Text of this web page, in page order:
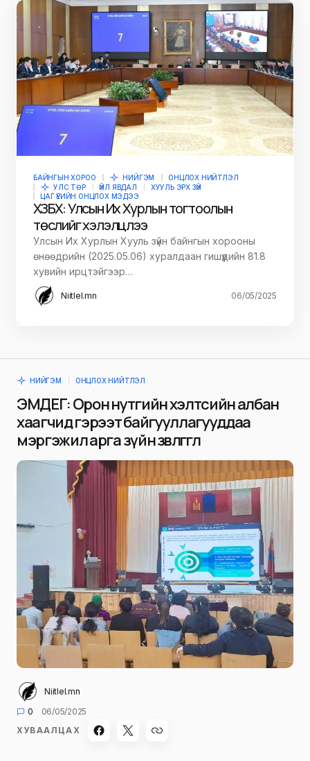
БАЙНГЫН ХОРОО НИЙГЭМ
ОНЦЛОХ НИЙТЛЭЛ
УЛС ТӨР
ҮЙЛ ЯВДАЛ
ХУУЛЬ ЭРХ ЗҮЙ
ЦАГ ҮЕИЙН ОНЦЛОХ МЭДЭЭ
ХЗБХ: Улсын Их Хурлын тогтоолын
төслийг хэлэлцлээ
Улсын Их Хурлын Хууль зүйн байнгын хорооны
өнөөдрийн (2025.05.06) хуралдаан гишүүдийн 81.8
хувийн ирцтэйгээр…
Niitlel.mn 06/05/2025
НИЙГЭМ ОНЦЛОХ НИЙТЛЭЛ
ЭМДЕГ: Орон нутгийн хэлтсийн албан
хаагчид гэрээт байгууллагууддаа
мэргэжил арга зүйн зөвлөгөө өглөө
Niitlel.mn
0
06/05/2025
ХУВААЛЦАХ